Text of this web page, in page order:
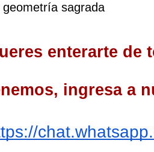
geometría sagrada
enterarte de
ingresa a